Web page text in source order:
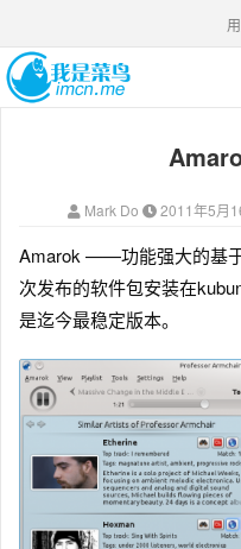
Mark Do 2011年5月
Amarok ——功能强大的基
次发布的软件包安装在
是迄今最稳定版本。